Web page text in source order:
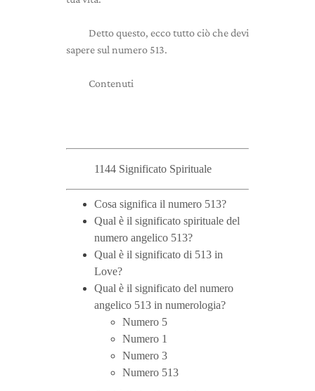
Detto questo, ecco tutto ciò che devi
sapere sul numero 513.
Contenuti
1144 Significato Spirituale
Cosa significa il numero 513?
Qual è il significato spirituale del
numero angelico 513?
Qual è il significato di 513 in
Love?
Qual è il significato del numero
angelico 513 in numerologia?
Numero 5
Numero 1
Numero 3
Numero 513